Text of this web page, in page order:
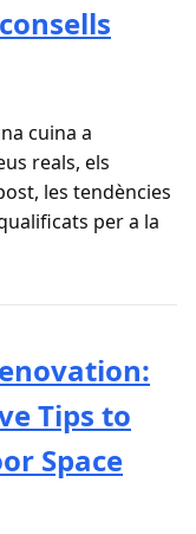
cuina a
reals, els
les tendències
per a la
Tips to
Space